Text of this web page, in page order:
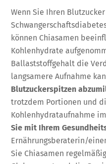
Wenn Sie Ihren
können Chiasamen
Kohlenhydrate
Ballaststoffgehalt die
langsamere Aufnahme
Blutzuckerspitzen
trotzdem Portionen und
Kohlenhydrataufnahme
Sie mit Ihrem
Ernährungsberaterin/
Sie Chiasamen